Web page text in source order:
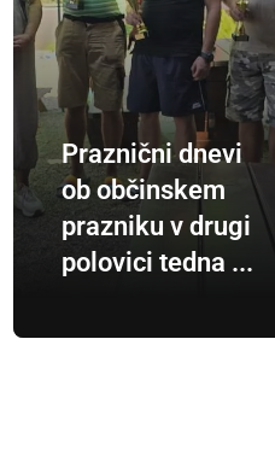
Praznični dnevi
ob občinskem
prazniku v drugi
polovici tedna ...